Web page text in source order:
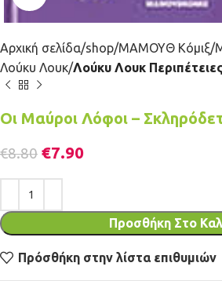
Αρχική σελίδα shop ΜΑΜΟΥΘ Κόμιξ
Λούκυ Λουκ Λούκυ Λουκ Περιπέτειες
Οι Μαύροι Λόφοι –
€8.80 €7.90
Προσθήκη Στο
Πρόσθήκη στην λίστα επιθυμιών